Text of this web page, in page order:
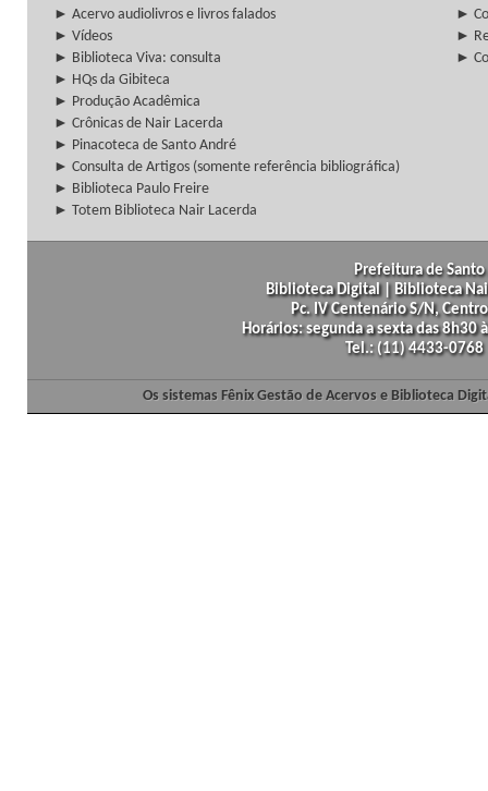
► Acervo audiolivros e livros falados
►
► Vídeos
►
► Biblioteca Viva: consulta
►
► HQs da Gibiteca
► Produção Acadêmica
► Crônicas de Nair Lacerda
► Pinacoteca de Santo André
► Consulta de Artigos (somente referência bibliográfica)
► Biblioteca Paulo Freire
► Totem Biblioteca Nair Lacerda
Prefeitura de
Biblioteca Digital | Biblioteca
Pc. IV Centenário S/N,
Horários: segunda a sexta das
Tel.: (11) 4433-
Os sistemas Fênix Gestão de Acervos e Biblioteca